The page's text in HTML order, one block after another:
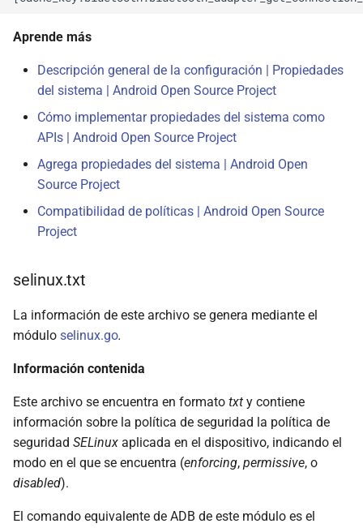
Aprende más
Descripción general de la configuración | Propiedades
del sistema | Android Open Source Project
Cómo implementar propiedades del sistema como
APIs | Android Open Source Project
Agrega propiedades del sistema | Android Open
Source Project
Compatibilidad de políticas | Android Open Source
Project
selinux.txt
La información de este archivo se genera mediante el
módulo selinux.go.
Información contenida
Este archivo se encuentra en formato txt y contiene
información sobre la política de seguridad la política de
seguridad SELinux aplicada en el dispositivo, indicando el
modo en el que se encuentra (enforcing, permissive, o
disabled).
El comando equivalente de ADB de este módulo es el